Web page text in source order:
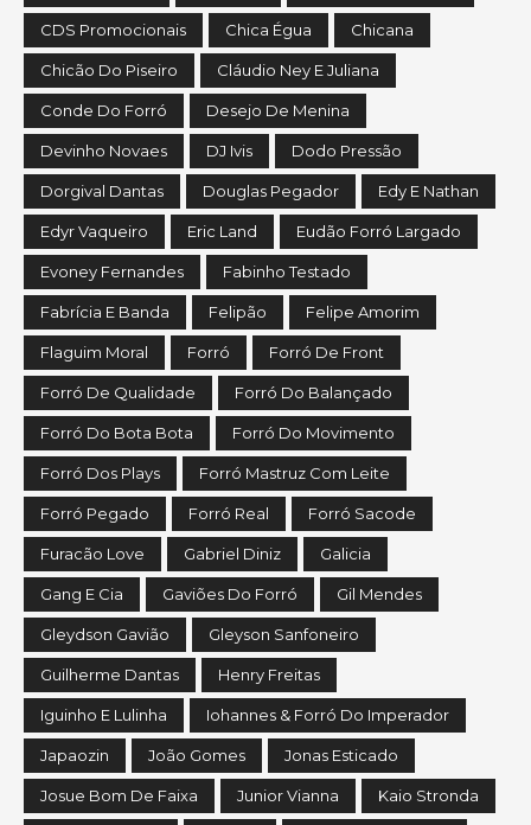
CDS Promocionais Chica Égua Chicana
Chicão Do Piseiro Cláudio Ney E Juliana
Conde Do Forró Desejo De Menina
Devinho Novaes DJ Ivis Dodo Pressão
Dorgival Dantas Douglas Pegador Edy E Nathan
Edyr Vaqueiro Eric Land Eudão Forró Largado
Evoney Fernandes Fabinho Testado
Fabrícia E Banda Felipão Felipe Amorim
Flaguim Moral Forró Forró De Front
Forró De Qualidade Forró Do Balançado
Forró Do Bota Bota Forró Do Movimento
Forró Dos Plays Forró Mastruz Com Leite
Forró Pegado Forró Real Forró Sacode
Furacão Love Gabriel Diniz Galicia
Gang E Cia Gaviões Do Forró Gil Mendes
Gleydson Gavião Gleyson Sanfoneiro
Guilherme Dantas Henry Freitas
Iguinho E Lulinha Iohannes & Forró Do Imperador
Japaozin João Gomes Jonas Esticado
Josue Bom De Faixa Junior Vianna Kaio Stronda